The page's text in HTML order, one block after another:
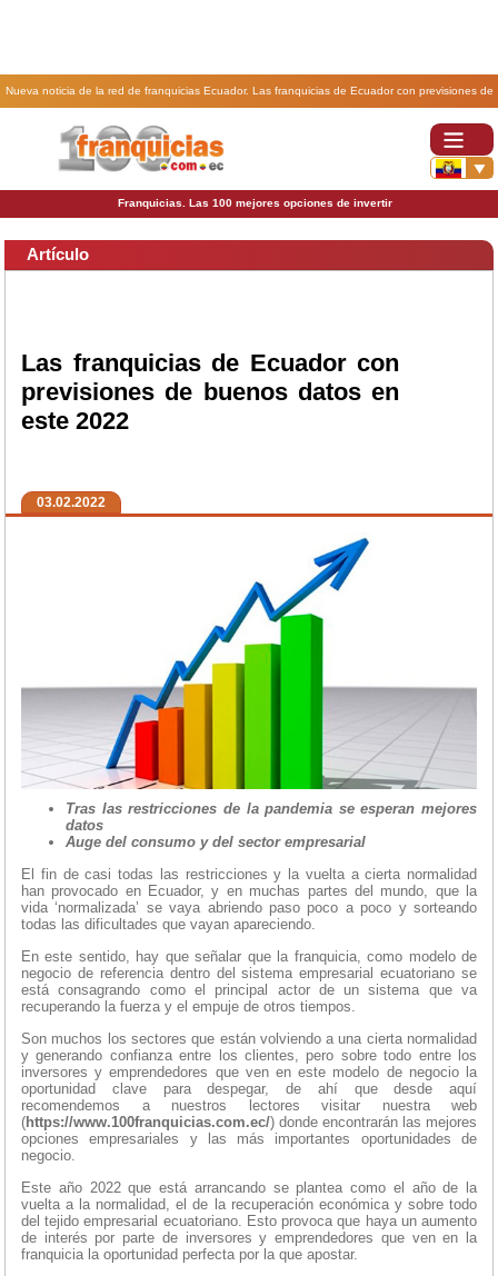
Nueva noticia de la red de franquicias Ecuador. Las franquicias de Ecuador con previsiones de
Franquicias. Las 100 mejores opciones de invertir
Artículo
Las franquicias de Ecuador con
previsiones de buenos datos en
este 2022
03.02.2022
Tras las restricciones de la pandemia se esperan mejores
datos
Auge del consumo y del sector empresarial
El fin de casi todas las restricciones y la vuelta a cierta normalidad
han provocado en Ecuador, y en muchas partes del mundo, que la
vida ‘normalizada’ se vaya abriendo paso poco a poco y sorteando
todas las dificultades que vayan apareciendo.
En este sentido, hay que señalar que la franquicia, como modelo de
negocio de referencia dentro del sistema empresarial ecuatoriano se
está consagrando como el principal actor de un sistema que va
recuperando la fuerza y el empuje de otros tiempos.
Son muchos los sectores que están volviendo a una cierta normalidad
y generando confianza entre los clientes, pero sobre todo entre los
inversores y emprendedores que ven en este modelo de negocio la
oportunidad clave para despegar, de ahí que desde aquí
recomendemos a nuestros lectores visitar nuestra web
(https://www.100franquicias.com.ec/) donde encontrarán las mejores
opciones empresariales y las más importantes oportunidades de
negocio.
Este año 2022 que está arrancando se plantea como el año de la
vuelta a la normalidad, el de la recuperación económica y sobre todo
del tejido empresarial ecuatoriano. Esto provoca que haya un aumento
de interés por parte de inversores y emprendedores que ven en la
franquicia la oportunidad perfecta por la que apostar.